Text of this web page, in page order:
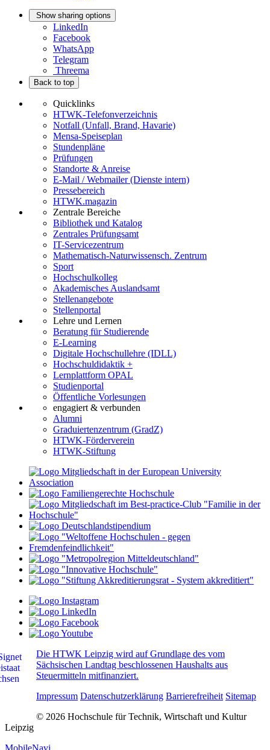
Show sharing options
LinkedIn
Facebook
WhatsApp
Telegram
Threema
Back to top
Quicklinks
HTWK-Telefonverzeichnis
Notfall (Unfall, Brand, Havarie)
Mensa-Speiseplan
Stundenpläne
Prüfungen
Standorte & Anreise
E-Mail / Webmailer (Dienste intern)
Pressebereich
HTWK.magazin
Zentrale Bereiche
Bibliothek und Katalog
Zentrales Prüfungsamt
IT-Servicezentrum
Mathematisch-Naturwissensch. Zentrum
Sport
Hochschulkolleg
Akademisches Auslandsamt
Stellenangebote
Stellenportal
Lehre und Lernen
Beratung für Studierende
E-Learning
Digitale Hochschullehre (IDLL)
Hochschuldidaktik +
Lernplattform OPAL
Studienportal
Öffentliche Vorlesungen
engagiert & verbunden
Alumni
Graduiertenzentrum (GradZ)
HTWK-Förderverein
HTWK-Stiftung
Die HTWK Leipzig wird auf Grundlage des vom
Sächsischen Landtag beschlossenen Haushalts aus
Steuermitteln mitfinanziert.
Impressum Datenschutzerklärung Barrierefreiheit Sitemap
© 2026 Hochschule für Technik, Wirtschaft und Kultur
Leipzig
MobileNavi